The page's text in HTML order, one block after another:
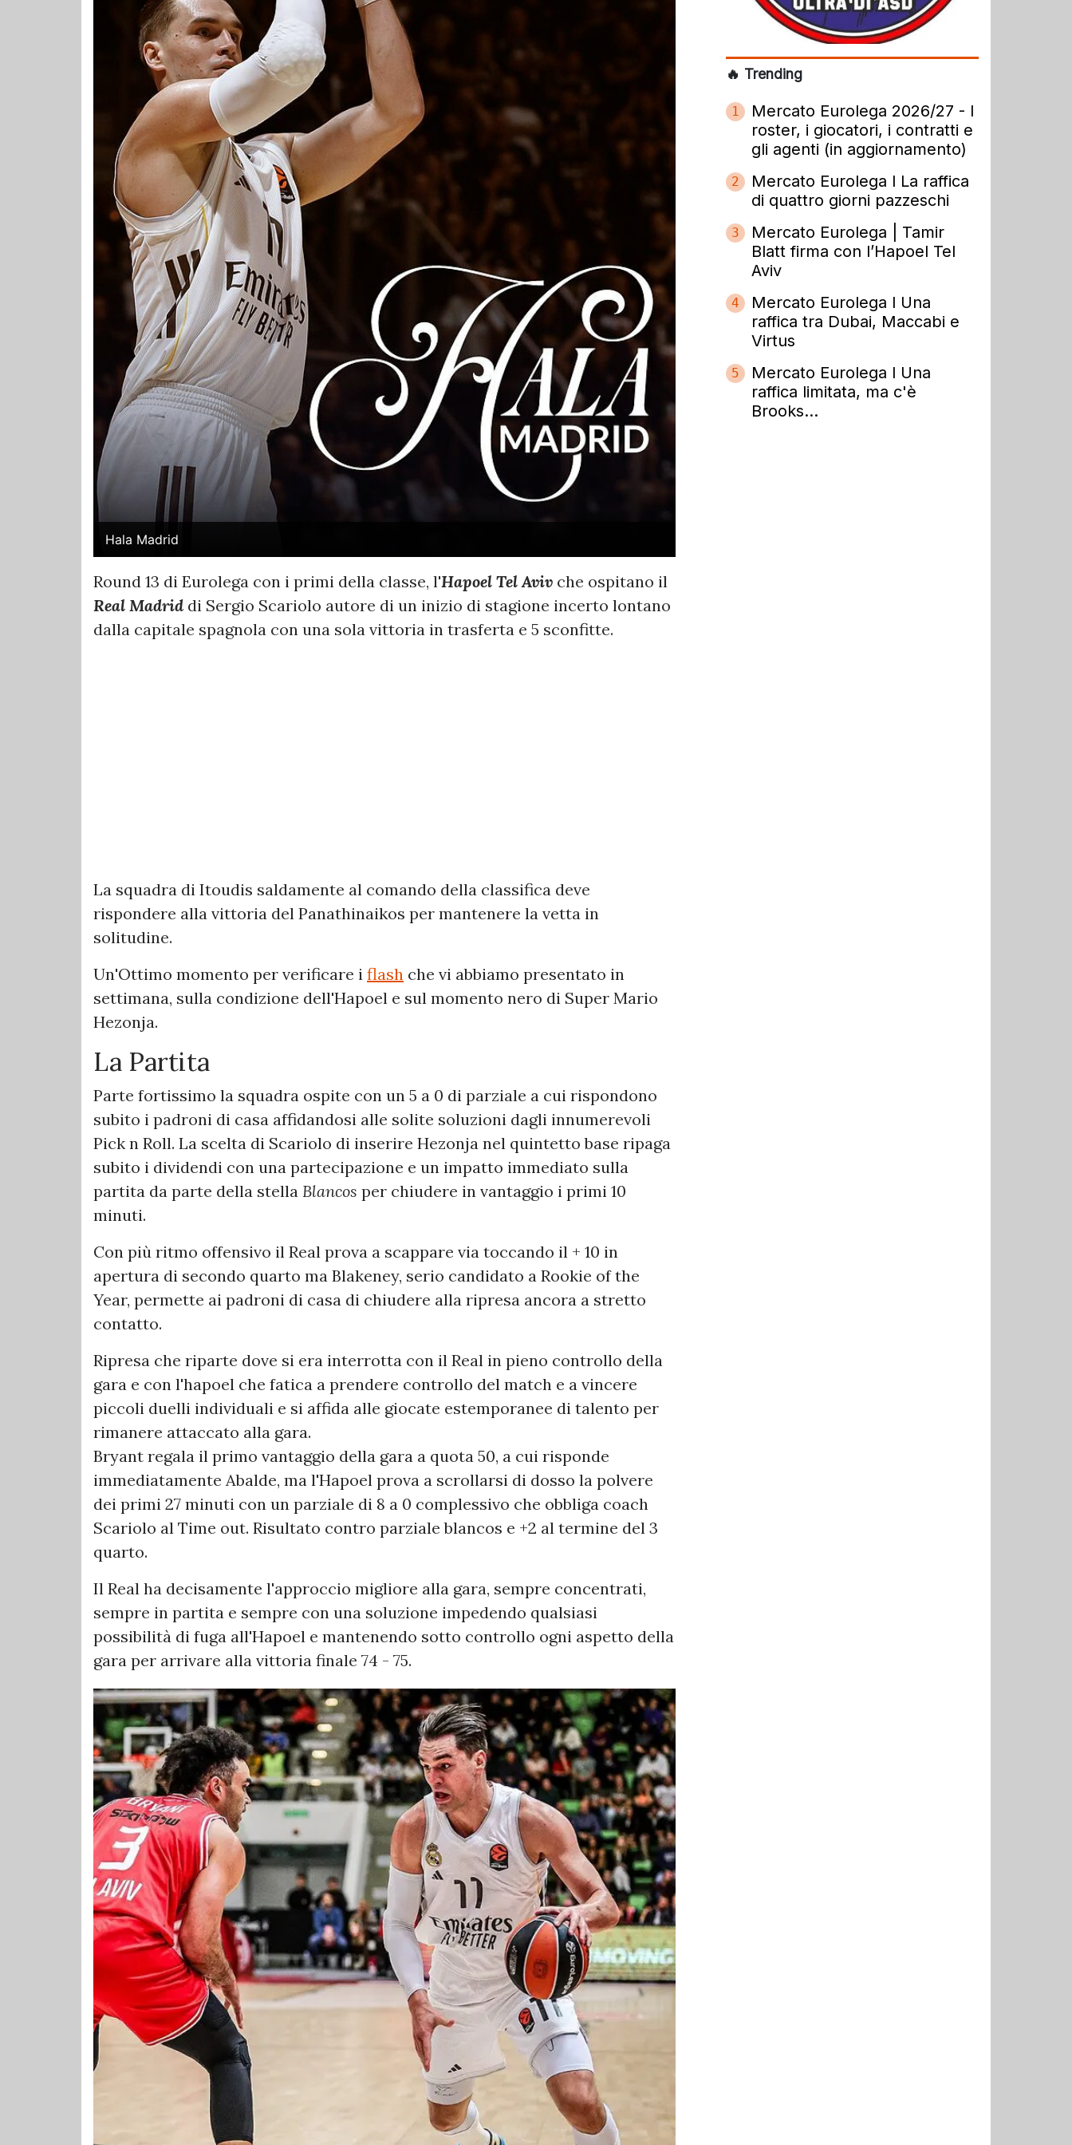
Hala Madrid
Round 13 di Eurolega con i primi della classe, l'Hapoel Tel Aviv che ospitano il
Real Madrid di Sergio Scariolo autore di un inizio di stagione incerto lontano
dalla capitale spagnola con una sola vittoria in trasferta e 5 sconfitte.
La squadra di Itoudis saldamente al comando della classifica deve
rispondere alla vittoria del Panathinaikos per mantenere la vetta in
solitudine.
Un'Ottimo momento per verificare i flash che vi abbiamo presentato in
settimana, sulla condizione dell'Hapoel e sul momento nero di Super Mario
Hezonja.
La Partita
Parte fortissimo la squadra ospite con un 5 a 0 di parziale a cui rispondono
subito i padroni di casa affidandosi alle solite soluzioni dagli innumerevoli
Pick n Roll. La scelta di Scariolo di inserire Hezonja nel quintetto base ripaga
subito i dividendi con una partecipazione e un impatto immediato sulla
partita da parte della stella Blancos per chiudere in vantaggio i primi 10
minuti.
Con più ritmo offensivo il Real prova a scappare via toccando il + 10 in
apertura di secondo quarto ma Blakeney, serio candidato a Rookie of the
Year, permette ai padroni di casa di chiudere alla ripresa ancora a stretto
contatto.
Ripresa che riparte dove si era interrotta con il Real in pieno controllo della
gara e con l'hapoel che fatica a prendere controllo del match e a vincere
piccoli duelli individuali e si affida alle giocate estemporanee di talento per
rimanere attaccato alla gara.
Bryant regala il primo vantaggio della gara a quota 50, a cui risponde
immediatamente Abalde, ma l'Hapoel prova a scrollarsi di dosso la polvere
dei primi 27 minuti con un parziale di 8 a 0 complessivo che obbliga coach
Scariolo al Time out. Risultato contro parziale blancos e +2 al termine del 3
quarto.
Il Real ha decisamente l'approccio migliore alla gara, sempre concentrati,
sempre in partita e sempre con una soluzione impedendo qualsiasi
possibilità di fuga all'Hapoel e mantenendo sotto controllo ogni aspetto della
gara per arrivare alla vittoria finale 74 - 75.
🔥 Trending
1
Mercato Eurolega 2026/27 - I
roster, i giocatori, i contratti e
gli agenti (in aggiornamento)
2
Mercato Eurolega l La raffica
di quattro giorni pazzeschi
3
Mercato Eurolega | Tamir
Blatt firma con l’Hapoel Tel
Aviv
4
Mercato Eurolega l Una
raffica tra Dubai, Maccabi e
Virtus
5
Mercato Eurolega l Una
raffica limitata, ma c'è
Brooks...